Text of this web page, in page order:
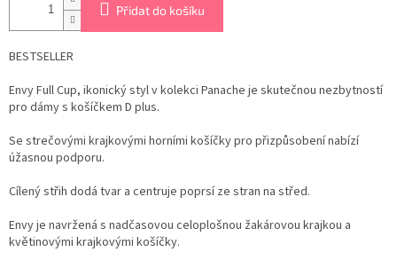
Přidat do košíku
BESTSELLER
Envy Full Cup, ikonický styl v kolekci Panache je skutečnou nezbytností
pro dámy s košíčkem D plus.
Se strečovými krajkovými horními košíčky pro přizpůsobení nabízí
úžasnou podporu.
Cílený střih dodá tvar a centruje poprsí ze stran na střed.
Envy je navržená s nadčasovou celoplošnou žakárovou krajkou a
květinovými krajkovými košíčky.